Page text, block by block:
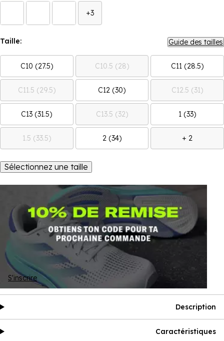
+3
Taille: Guide des tailles
C10 (27.5) C10.5 (28) C11 (28.5)
C11.5 (29.5) C12 (30) C12.5 (31)
C13 (31.5) C13.5 (32) 1 (33)
1.5 (33.5) 2 (34) + 2
Sélectionnez une taille
S'inscrire
Description
Caractéristiques